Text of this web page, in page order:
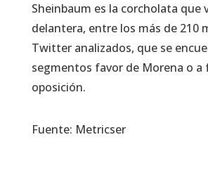
Sheinbaum es la corcholata que
delantera, entre los más de 210
Twitter analizados, que se
segmentos favor de Morena o a
oposición.
Fuente: Metricser